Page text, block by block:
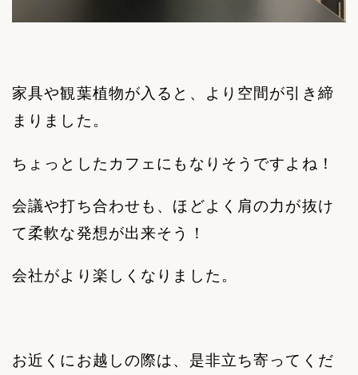
家具や観葉植物が入ると、より空間が引き締
まりました。
ちょっとしたカフェにもなりそうですよね！
会議や打ち合わせも、ほどよく肩の力が抜け
て柔軟な発想が出来そう！
会社がより楽しくなりました。
お近くにお越しの際は、是非立ち寄ってくだ